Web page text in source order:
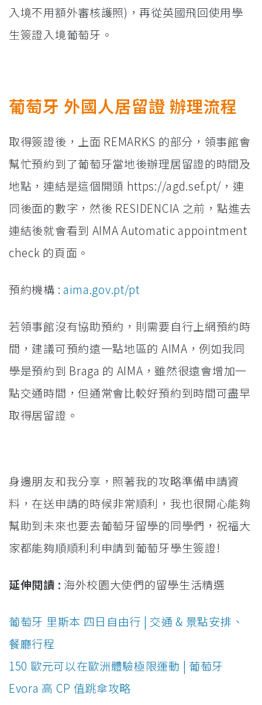
入境不用額外審核護照)，再從英國飛回使用學
生簽證入境葡萄牙。
葡萄牙 外國人居留證 辦理流程
取得簽證後，上面 REMARKS 的部分，領事館會
幫忙預約到了葡萄牙當地後辦理居留證的時間及
地點，連結是這個開頭 https://agd.sef.pt/，連
同後面的數字，然後 RESIDENCIA 之前，點進去
連結後就會看到 AIMA Automatic appointment
check 的頁面。
預約機構 : aima.gov.pt/pt
若領事館沒有協助預約，則需要自行上網預約時
間，建議可預約遠一點地區的 AIMA，例如我同
學是預約到 Braga 的 AIMA，雖然很遠會增加一
點交通時間，但通常會比較好預約到時間可盡早
取得居留證。
身邊朋友和我分享，照著我的攻略準備申請資
料，在送申請的時候非常順利，我也很開心能夠
幫助到未來也要去葡萄牙留學的同學們，祝福大
家都能夠順順利利申請到葡萄牙學生簽證!
延伸閱讀 : 海外校園大使們的留學生活精選
葡萄牙 里斯本 四日自由行 | 交通 & 景點安排、
餐廳行程
150 歐元可以在歐洲體驗極限運動 | 葡萄牙
Evora 高 CP 值跳傘攻略